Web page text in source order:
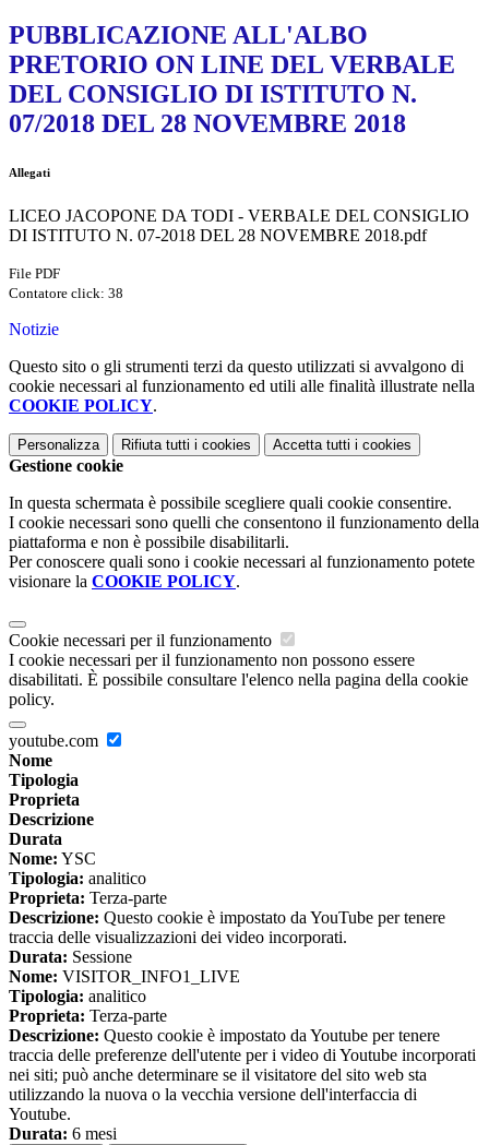
PUBBLICAZIONE ALL'ALBO
PRETORIO ON LINE DEL VERBALE
DEL CONSIGLIO DI ISTITUTO N.
07/2018 DEL 28 NOVEMBRE 2018
Allegati
LICEO JACOPONE DA TODI - VERBALE DEL CONSIGLIO
DI ISTITUTO N. 07-2018 DEL 28 NOVEMBRE 2018.pdf
File PDF
Contatore click: 38
Notizie
Questo sito o gli strumenti terzi da questo utilizzati si avvalgono di
cookie necessari al funzionamento ed utili alle finalità illustrate nella
COOKIE POLICY.
Personalizza Rifiuta tutti i cookies Accetta tutti i cookies
Gestione cookie
In questa schermata è possibile scegliere quali cookie consentire.
I cookie necessari sono quelli che consentono il funzionamento della
piattaforma e non è possibile disabilitarli.
Per conoscere quali sono i cookie necessari al funzionamento potete
visionare la COOKIE POLICY.
Cookie necessari per il funzionamento
I cookie necessari per il funzionamento non possono essere
disabilitati. È possibile consultare l'elenco nella pagina della cookie
policy.
youtube.com
Nome
Tipologia
Proprieta
Descrizione
Durata
Nome: YSC
Tipologia: analitico
Proprieta: Terza-parte
Descrizione: Questo cookie è impostato da YouTube per tenere
traccia delle visualizzazioni dei video incorporati.
Durata: Sessione
Nome: VISITOR_INFO1_LIVE
Tipologia: analitico
Proprieta: Terza-parte
Descrizione: Questo cookie è impostato da Youtube per tenere
traccia delle preferenze dell'utente per i video di Youtube incorporati
nei siti; può anche determinare se il visitatore del sito web sta
utilizzando la nuova o la vecchia versione dell'interfaccia di
Youtube.
Durata: 6 mesi